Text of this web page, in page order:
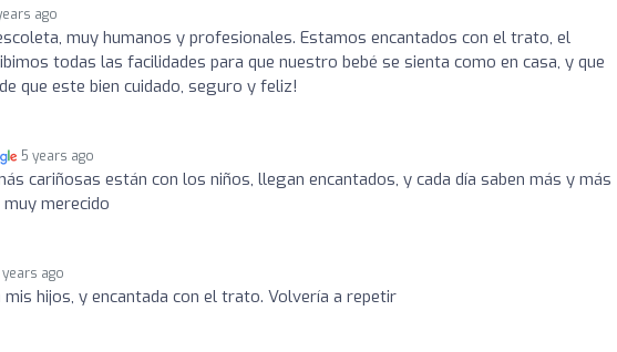
ago
muy humanos y profesionales. Estamos encantados con el trato, el
todas las facilidades para que nuestro bebé se sienta como en casa, y que
que este bien cuidado, seguro y feliz!
5 years ago
cariñosas están con los niños, llegan encantados, y cada día saben más y más
merecido
ago
mis hijos, y encantada con el trato. Volvería a repetir